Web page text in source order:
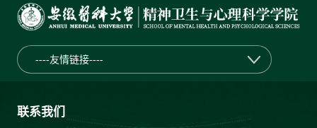
----友情链接----
联系我们